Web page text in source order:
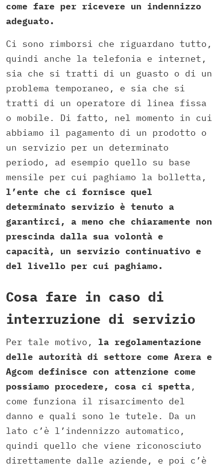
come fare per ricevere un indennizzo
adeguato.
Ci sono rimborsi che riguardano tutto,
quindi anche la telefonia e internet,
sia che si tratti di un guasto o di un
problema temporaneo, e sia che si
tratti di un operatore di linea fissa
o mobile. Di fatto, nel momento in cui
abbiamo il pagamento di un prodotto o
un servizio per un determinato
periodo, ad esempio quello su base
mensile per cui paghiamo la bolletta,
l’ente che ci fornisce quel
determinato servizio è tenuto a
garantirci, a meno che chiaramente non
prescinda dalla sua volontà e
capacità, un servizio continuativo e
del livello per cui paghiamo.
Cosa fare in caso di
interruzione di servizio
Per tale motivo, la regolamentazione
delle autorità di settore come Arera e
Agcom definisce con attenzione come
possiamo procedere, cosa ci spetta,
come funziona il risarcimento del
danno e quali sono le tutele. Da un
lato c’è l’indennizzo automatico,
quindi quello che viene riconosciuto
direttamente dalle aziende, e poi c’è